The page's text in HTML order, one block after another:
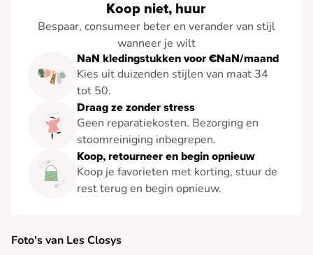
Koop niet, huur
Bespaar, consumeer beter en verander van stijl
wanneer je wilt
NaN kledingstukken voor €NaN/maand
Kies uit duizenden stijlen van maat 34
tot 50.
Draag ze zonder stress
Geen reparatiekosten. Bezorging en
stoomreiniging inbegrepen.
Koop, retourneer en begin opnieuw
Koop je favorieten met korting, stuur de
rest terug en begin opnieuw.
Foto's van Les Closys